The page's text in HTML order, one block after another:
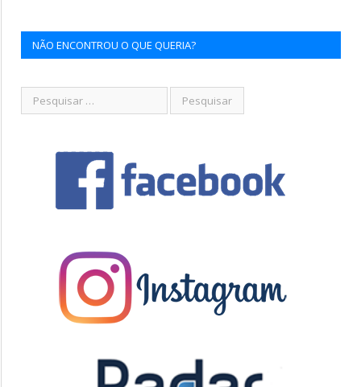
NÃO ENCONTROU O QUE QUERIA?